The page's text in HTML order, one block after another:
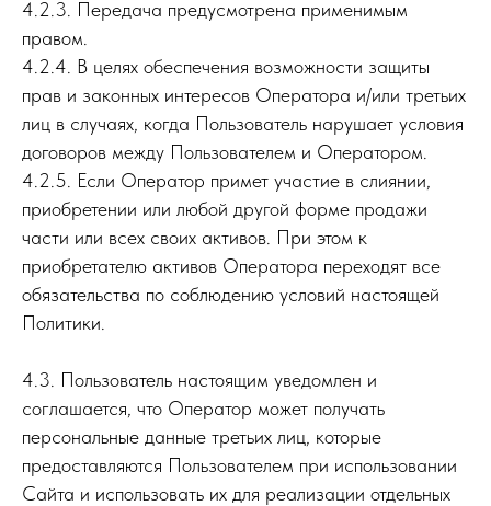
4.2.3. Передача предусмотрена применимым
правом.
4.2.4. В целях обеспечения возможности защиты
прав и законных интересов Оператора и/или третьих
лиц в случаях, когда Пользователь нарушает условия
договоров между Пользователем и Оператором.
4.2.5. Если Оператор примет участие в слиянии,
приобретении или любой другой форме продажи
части или всех своих активов. При этом к
приобретателю активов Оператора переходят все
обязательства по соблюдению условий настоящей
Политики.
4.3. Пользователь настоящим уведомлен и
соглашается, что Оператор может получать
персональные данные третьих лиц, которые
предоставляются Пользователем при использовании
Сайта и использовать их для реализации отдельных